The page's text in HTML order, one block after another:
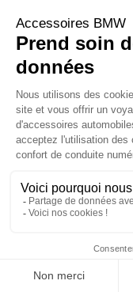
Dégivrant et
Détachants BMW
Disolvants BMW
Nettoyant intérieur
Nettoyant
Pièces
Alimentation
Boitier papillon
Faisceau de
d'aspiration BMW
Pompe à
Pompe diesel BMW